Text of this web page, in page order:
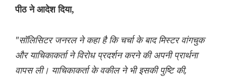
पीठ ने आदेश दिया,
"सॉलिसिटर जनरल ने कहा है कि चर्चा के बाद मिस्टर वांगचुक
और याचिकाकर्ता ने विरोध प्रदर्शन करने की अपनी प्रार्थना
वापस ली। याचिकाकर्ता के वकील ने भी इसकी पुष्टि की,